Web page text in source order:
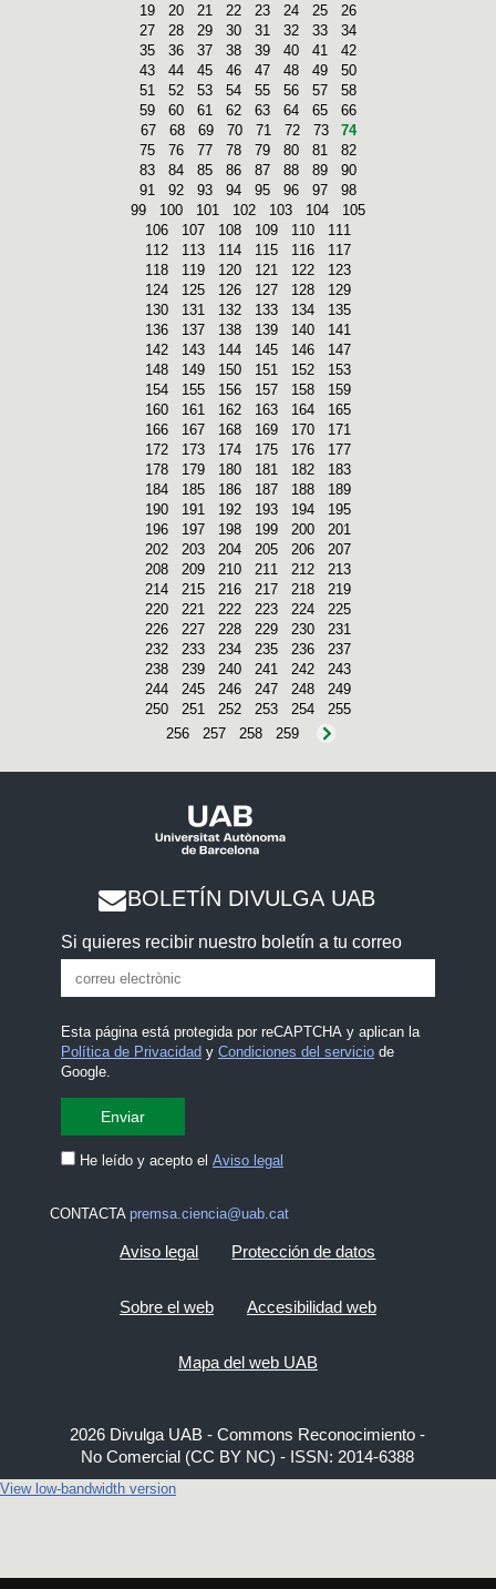
19
20 21 22 23 24 25
26
27
28 29 30 31 32 33
34
35
36 37 38 39 40 41
42
43
44 45 46 47 48 49
50
51
52 53 54 55 56 57
58
59
60 61 62 63 64 65
66
67
68 69 70 71 72 73
74
75
76 77 78 79 80 81
82
83
84 85 86 87 88 89
90
91
92 93 94 95 96 97
98
99
100 101 102 103 104
105
106
107 108 109 110
111
112
113 114 115 116
117
118
119 120 121 122
123
124
125 126 127 128
129
130
131 132 133 134
135
136
137 138 139 140
141
142
143 144 145 146
147
148
149 150 151 152
153
154
155 156 157 158
159
160
161 162 163 164
165
166
167 168 169 170
171
172
173 174 175 176
177
178
179 180 181 182
183
184
185 186 187 188
189
190
191 192 193 194
195
196
197 198 199 200
201
202
203 204 205 206
207
208
209 210 211 212
213
214
215 216 217 218
219
220
221 222 223 224
225
226
227 228 229 230
231
232
233 234 235 236
237
238
239 240 241 242
243
244
245 246 247 248
249
250
251 252 253 254
255
256
257 258 259
BOLETÍN DIVULGA UAB
Si quieres recibir nuestro boletín a tu correo
Esta página está protegida por reCAPTCHA y aplican la
Política de Privacidad y Condiciones del serviciode
Google.
He leído y acepto el Aviso legal
CONTACTA premsa.ciencia@uab.cat
Aviso legal Protección de datos
Sobre el web Accesibilidad web
Mapa del web UAB
2026 Divulga UAB - Commons Reconocimiento -
No Comercial (CC BY NC) - ISSN: 2014-6388
View low-bandwidth version